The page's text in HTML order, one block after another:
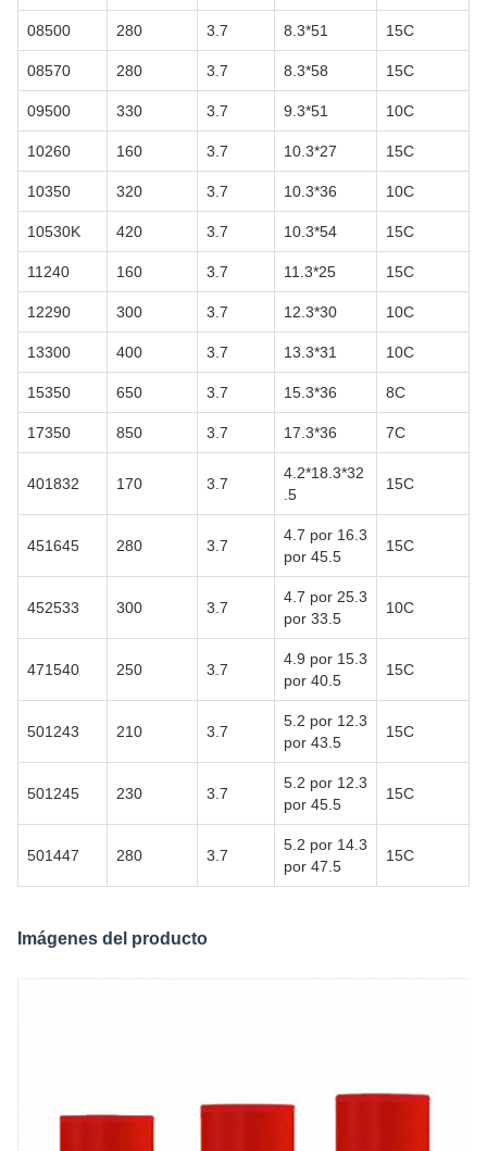
08500 280 3.7 8.3*51 15C
08570 280 3.7 8.3*58 15C
09500 330 3.7 9.3*51 10C
10260 160 3.7 10.3*27 15C
10350 320 3.7 10.3*36 10C
10530K 420 3.7 10.3*54 15C
11240 160 3.7 11.3*25 15C
12290 300 3.7 12.3*30 10C
13300 400 3.7 13.3*31 10C
15350 650 3.7 15.3*36 8C
17350 850 3.7 17.3*36 7C
401832 170 3.7
4.2*18.3*32
.5
15C
451645 280 3.7
4.7 por 16.3
por 45.5
15C
452533 300 3.7
4.7 por 25.3
por 33.5
10C
471540 250 3.7
4.9 por 15.3
por 40.5
15C
501243 210 3.7
5.2 por 12.3
por 43.5
15C
501245 230 3.7
5.2 por 12.3
por 45.5
15C
501447 280 3.7
5.2 por 14.3
por 47.5
15C
Imágenes del producto